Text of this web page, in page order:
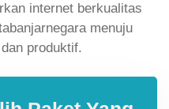
internet berkualitas
menuju
produktif.